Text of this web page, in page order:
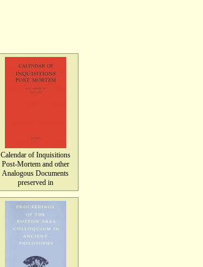
Calendar of Inquisitions
Post-Mortem and other
Analogous Documents
preserved in